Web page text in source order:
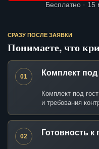
Бесплатно · 15
СРАЗУ ПОСЛЕ ЗАЯВКИ
Понимаете, что
01 Комплект
Комплект под
и требования
02 Готовность к